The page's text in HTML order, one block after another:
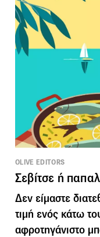
OLIVE EDITORS
Σεβίτσε ή
Δεν είμαστε
τιμή ενός κάτω
αφροτηγάνιστο